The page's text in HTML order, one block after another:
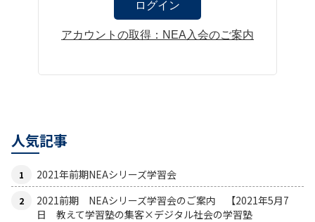
アカウントの取得：NEA入会のご案内
人気記事
2021年前期NEAシリーズ学習会
2021前期 NEAシリーズ学習会のご案内 【2021年5月7
日 教えて学習塾の集客×デジタル社会の学習塾